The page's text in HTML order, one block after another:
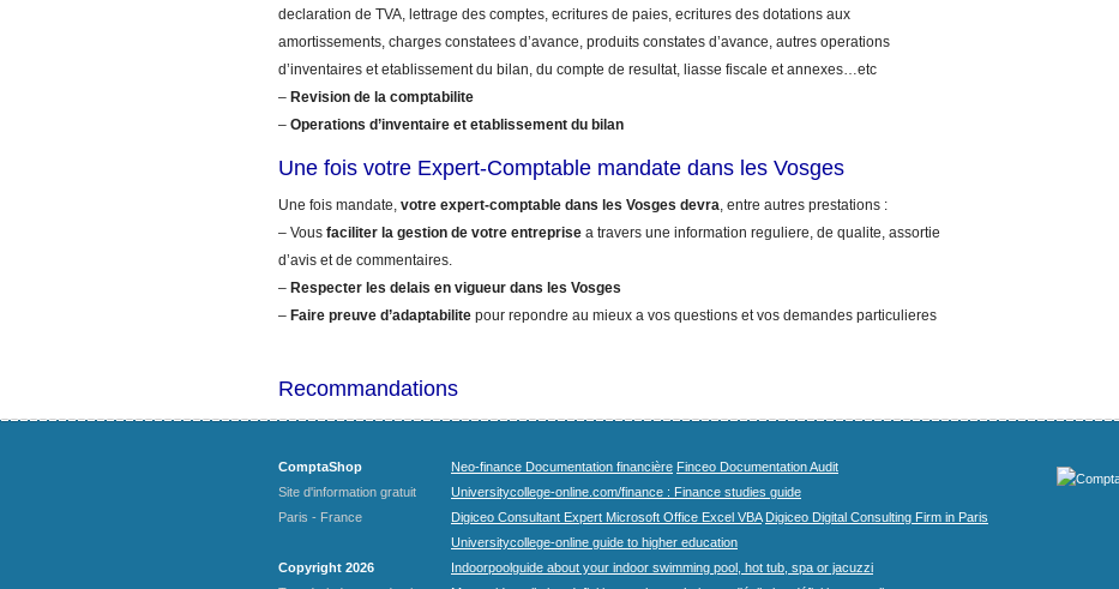
declaration de TVA, lettrage des comptes, ecritures de paies, ecritures des dotations aux
amortissements, charges constatees d’avance, produits constates d’avance, autres operations
d’inventaires et etablissement du bilan, du compte de resultat, liasse fiscale et annexes…etc
– Revision de la comptabilite
– Operations d’inventaire et etablissement du bilan
Une fois votre Expert-Comptable mandate dans les Vosges
Une fois mandate, votre expert-comptable dans les Vosges devra, entre autres prestations :
– Vous faciliter la gestion de votre entreprise a travers une information reguliere, de qualite, assortie
d’avis et de commentaires.
– Respecter les delais en vigueur dans les Vosges
– Faire preuve d’adaptabilite pour repondre au mieux a vos questions et vos demandes particulieres
Recommandations
ComptaShop
Site d'information gratuit
Paris - France
Copyright 2026
Neo-finance Documentation financière Finceo Documentation Audit
Universitycollege-online.com/finance : Finance studies guide
Digiceo Consultant Expert Microsoft Office Excel VBA Digiceo Digital Consulting Firm in Paris
Universitycollege-online guide to higher education
Indoorpoolguide about your indoor swimming pool, hot tub, spa or jacuzzi